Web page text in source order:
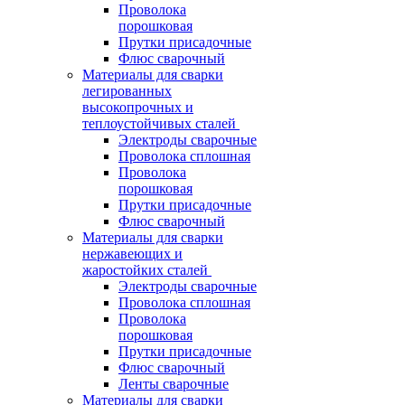
Проволока
порошковая
Прутки присадочные
Флюс сварочный
Материалы для сварки
легированных
высокопрочных и
теплоустойчивых сталей
Электроды сварочные
Проволока сплошная
Проволока
порошковая
Прутки присадочные
Флюс сварочный
Материалы для сварки
нержавеющих и
жаростойких сталей
Электроды сварочные
Проволока сплошная
Проволока
порошковая
Прутки присадочные
Флюс сварочный
Ленты сварочные
Материалы для сварки